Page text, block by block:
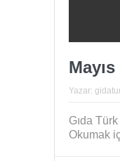
Yazar:
Gıda
Okumak